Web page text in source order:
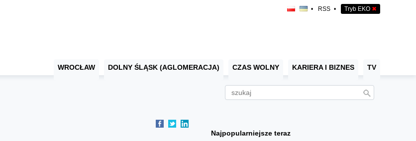
• RSS • Tryb EKO ✖
WROCŁAW DOLNY ŚLĄSK (AGLOMERACJA) CZAS WOLNY KARIERA I BIZNES TV
Najpopularniejsze teraz